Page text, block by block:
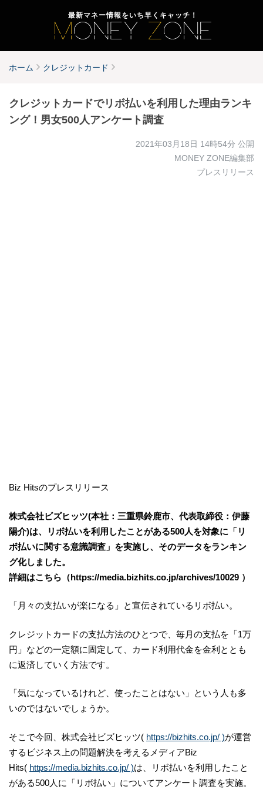
最新マネー情報をいち早くキャッチ！
ホーム クレジットカード
クレジットカードでリボ払いを利用した理由ランキ
ング！男女500人アンケート調査
2021年03月18日 14時54分 公開
MONEY ZONE編集部
プレスリリース
Biz Hitsのプレスリリース
株式会社ビズヒッツ(本社：三重県鈴鹿市、代表取締役：伊藤
陽介)は、リボ払いを利用したことがある500人を対象に「リ
ボ払いに関する意識調査」を実施し、そのデータをランキン
グ化しました。
詳細はこちら（https://media.bizhits.co.jp/archives/10029 ）
「月々の支払いが楽になる」と宣伝されているリボ払い。
クレジットカードの支払方法のひとつで、毎月の支払を「1万
円」などの一定額に固定して、カード利用代金を金利ととも
に返済していく方法です。
「気になっているけれど、使ったことはない」という人も多
いのではないでしょうか。
そこで今回、株式会社ビズヒッツ( https://bizhits.co.jp/ )が運営
するビジネス上の問題解決を考えるメディアBiz
Hits( https://media.bizhits.co.jp/ )は、リボ払いを利用したこと
がある500人に「リボ払い」についてアンケート調査を実施。